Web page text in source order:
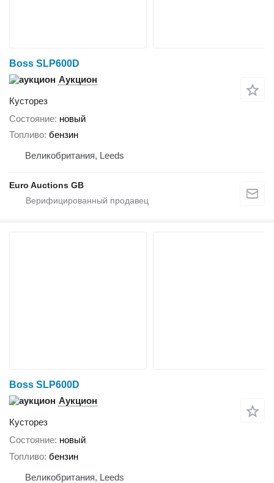
Boss SLP600D
Аукцион
Кусторез
Состояние новый
Топливо бензин
Великобритания, Leeds
Euro Auctions GB
Boss SLP600D
Аукцион
Кусторез
Состояние новый
Топливо бензин
Великобритания, Leeds